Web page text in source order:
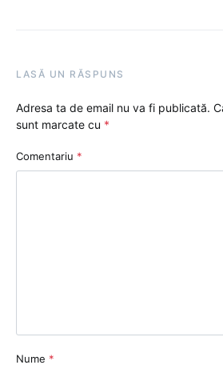
LASĂ UN RĂSPUNS
Adresa ta de email nu va fi publicată.
sunt marcate cu *
Comentariu *
Nume *